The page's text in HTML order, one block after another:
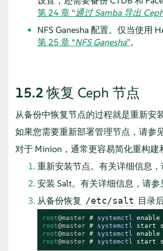
第 24 章 “通过 Samba 导出
NFS Ganesha 配置。仅当使用
第 25 章 “NFS Ganesha”。
15.2恢复 Ceph 节点
从备份中恢复节点的过程就是重新安
如果您需要重新部署管理节点，请参
对于 Minion，通常更容易简化重构建
重新安装节点。有关详细信息
安装 Salt。有关详细信息，请参
从备份恢复 /etc/salt 目录
root@master # systemctl
root@master # systemctl
root@master # systemctl
root@master # systemctl start